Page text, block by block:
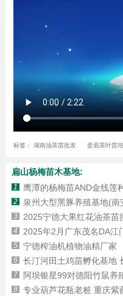
标签： 湖南油茶苗批发 娄底茶叶苗
扁山杨梅苗木基地:
1 鹰潭的杨梅苗AND金线莲
2 泉州大型黑豚养殖基地(
3 2025宁德大果红花油茶苗
4 2025年2月广东茂名DA江
5 宁德榨油机植物油精厂家
6 长汀河田土鸡苗孵化基地
7 阿坝银星99对德阳竹鼠养
8 专业葫芦花瓶老桩 重庆